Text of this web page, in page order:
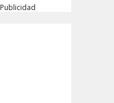
Publicidad